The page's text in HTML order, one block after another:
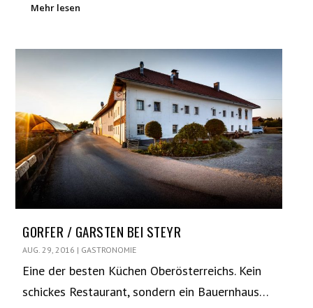
Mehr lesen
GORFER / GARSTEN BEI STEYR
AUG. 29, 2016 | GASTRONOMIE
Eine der besten Küchen Oberösterreichs. Kein
schickes Restaurant, sondern ein Bauernhaus…